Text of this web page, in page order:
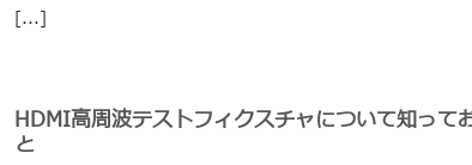
[...]
HDMI高周波テストフィクスチャについて知って
と